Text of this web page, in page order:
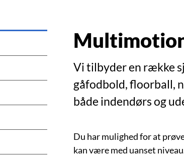
Vi tilbyder en række
gåfodbold, floorball,
både indendørs og
Du har mulighed for at
kan være med uanset